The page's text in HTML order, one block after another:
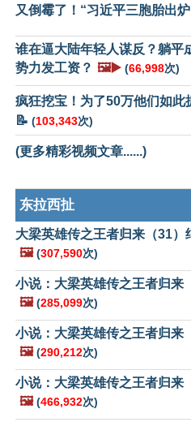
又倒霉了！“习近平三胞胎出炉
谁在逼大陆年轻人谋反？躺平
势力发工资？ 🖼️▶️ (66,998次)
疯狂挖宝！为了50万他们如此
📝 (103,343次)
(更多精彩视频文章......)
东拉西扯
大梁英雄传之王者归来（31）
🖼️ (307,590次)
小说：大梁英雄传之王者归来
🖼️ (285,099次)
小说：大梁英雄传之王者归来
🖼️ (290,212次)
小说：大梁英雄传之王者归来
🖼️ (466,932次)